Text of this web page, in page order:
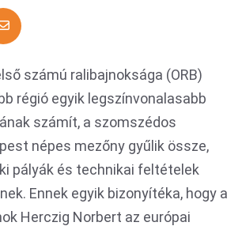
számú ralibajnoksága (ORB)
régió egyik legszínvonalasabb
számít, a szomszédos
népes mezőny gyűlik össze,
pályák és technikai feltételek
Ennek egyik bizonyítéka, hogy a
Herczig Norbert az európai